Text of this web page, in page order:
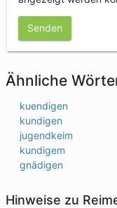
Senden
Ähnliche
kuendigen
kundigen
jugendkeim
kundigem
gnädigen
Hinweise zu